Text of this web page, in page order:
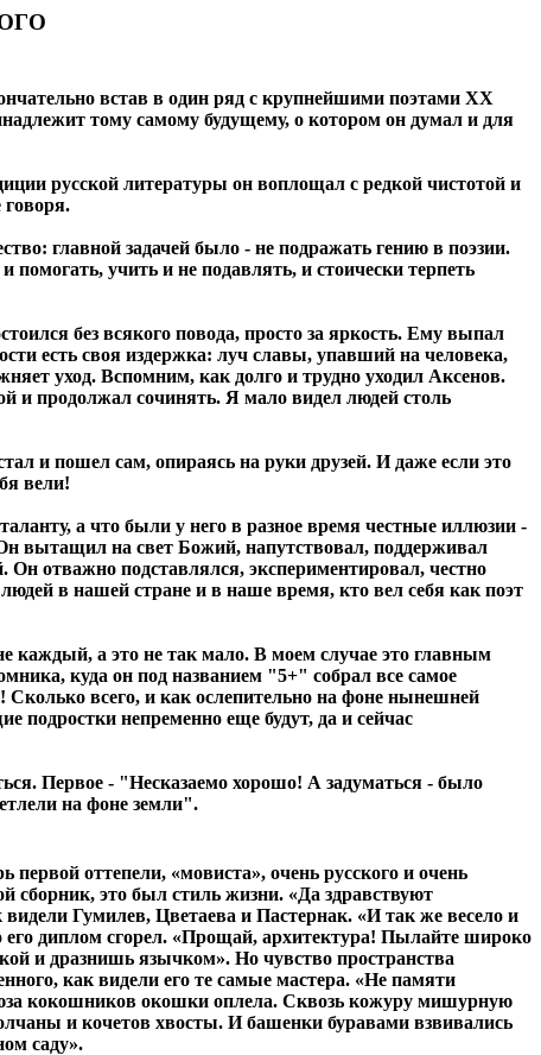
встав в один ряд с крупнейшими поэтами ХХ
тому самому будущему, о котором он думал и для
русской литературы он воплощал с редкой чистотой и
говоря.
главной задачей было - не подражать гению в поэзии.
учить и не подавлять, и стоически терпеть
без всякого повода, просто за яркость. Ему выпал
есть своя издержка: луч славы, упавший на человека,
уход. Вспомним, как долго и трудно уходил Аксенов.
и продолжал сочинять. Я мало видел людей столь
и пошел сам, опираясь на руки друзей. И даже если это
вели!
а что были у него в разное время честные иллюзии -
вытащил на свет Божий, напутствовал, поддерживал
отважно подставлялся, экспериментировал, честно
в нашей стране и в наше время, кто вел себя как поэт
каждый, а это не так мало. В моем случае это главным
куда он под названием "5+" собрал все самое
Сколько всего, и как ослепительно на фоне нынешней
непременно еще будут, да и сейчас
Первое - "Несказаемо хорошо! А задуматься - было
на фоне земли".
оттепели, «мовиста», очень русского и очень
сборник, это был стиль жизни. «Да здравствуют
Гумилев, Цветаева и Пастернак. «И так же весело и
его диплом сгорел. «Прощай, архитектура! Пылайте широко
и дразнишь язычком». Но чувство пространства
как видели его те самые мастера. «Не памяти
кокошников окошки оплела. Сквозь кожуру мишурную
и кочетов хвосты. И башенки буравами взвивались
саду».